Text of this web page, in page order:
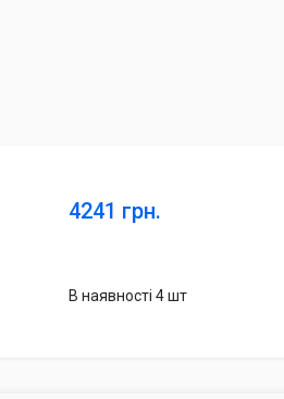
4241 грн.
В наявності 4 шт